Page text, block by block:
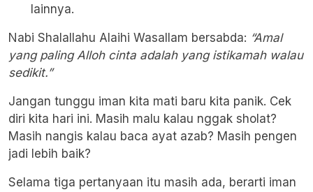
lainnya.
Nabi Shalallahu Alaihi Wasallam bersabda: “Amal
yang paling Alloh cinta adalah yang istikamah walau
sedikit.”
Jangan tunggu iman kita mati baru kita panik. Cek
diri kita hari ini. Masih malu kalau nggak sholat?
Masih nangis kalau baca ayat azab? Masih pengen
jadi lebih baik?
Selama tiga pertanyaan itu masih ada, berarti iman